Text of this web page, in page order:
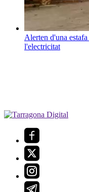
Alerten d'una
l'electricitat